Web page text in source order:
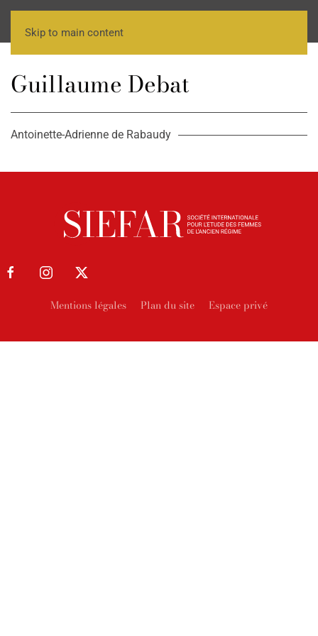
Skip to main content
Guillaume Debat
Antoinette-Adrienne de Rabaudy
Mentions légales Plan du site Espace privé